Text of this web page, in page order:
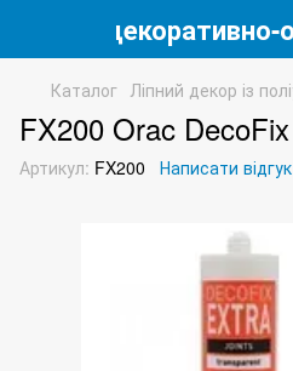
Каталог Ліпний декор із
FX200 Orac
Артикул: FX200 Написати відгук